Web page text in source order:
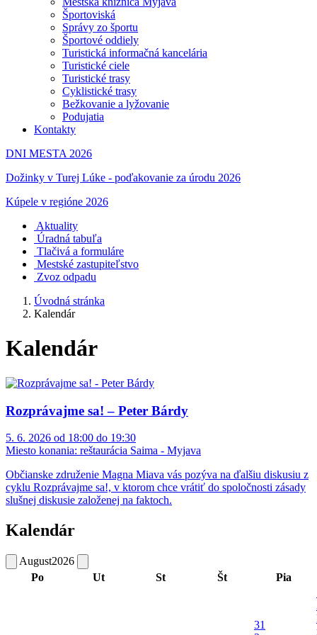
Športoviská
Správy zo športu
Športové oddiely
Turistická informačná kancelária
Turistické ciele
Turistické trasy
Cyklistické trasy
Bežkovanie a lyžovanie
Podujatia
Kontakty
DNI MESTA 2026
Dožinky v Turej Lúke - poďakovanie za úrodu 2026
Kúpele v regióne 2026
Aktuality
Úradná tabuľa
Tlačivá a formuláre
Mestské zastupiteľstvo
Zvoz odpadu
Úvodná stránka
Kalendár
Kalendár
Rozprávajme sa! – Peter Bárdy
5. 6. 2026 od 18:00 do 19:30
Miesto konania: reštaurácia Saima - Myjava
Občianske združenie Magna Miava vás pozýva na ďalšiu diskusiu z
cyklu Rozprávajme sa!, v ktorom chce vrátiť do spoločnosti zásady
slušnej diskusie založenej na faktoch.
Kalendár
August2026
Po
Ut St Št Pia
31